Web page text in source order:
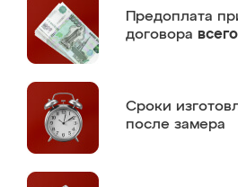
Предоплата
договора
Сроки
после замера